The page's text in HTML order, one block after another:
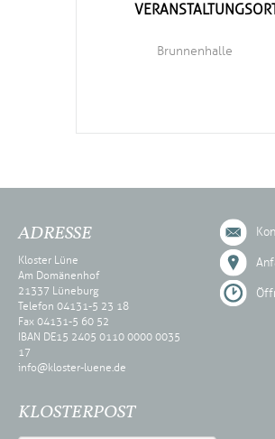
Brunnenhalle
ADRESSE
Kloster Lüne
Am Domänenhof
21337 Lüneburg
Telefon 04131-5 23 18
Fax 04131-5 60 52
IBAN DE15 2405 0110 0000 0035
17
info@kloster-luene.de
KLOSTERPOST